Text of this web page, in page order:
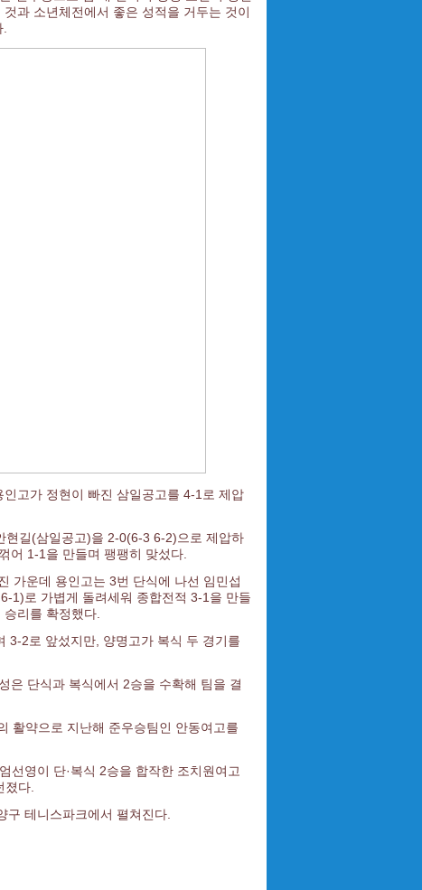
과 소년체전에서 좋은 성적을 거두는 것이
고가 정현이 빠진 삼일공고를 4-1로 제압
현길(삼일공고)을 2-0(6-3 6-2)으로 제압하
어 1-1을 만들며 팽팽히 맞섰다.
가운데 용인고는 3번 단식에 나선 임민섭
1)로 가볍게 돌려세워 종합전적 3-1을 만들
리를 확정했다.
3-2로 앞섰지만, 양명고가 복식 두 경기를
은 단식과 복식에서 2승을 수확해 팀을 결
활약으로 지난해 준우승팀인 안동여고를
선영이 단·복식 2승을 합작한 조치원여고
다.
테니스파크에서 펼쳐진다.